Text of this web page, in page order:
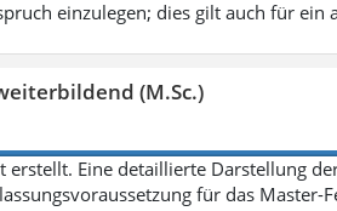
einzulegen; dies gilt auch für ein
(M.Sc.)
erstellt. Eine detaillierte Darstellung
für das Master-